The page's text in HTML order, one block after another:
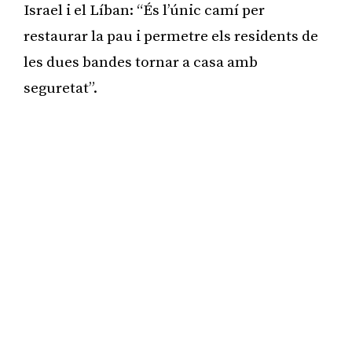
Israel i el Líban: “És l’únic camí per
restaurar la pau i permetre els residents de
les dues bandes tornar a casa amb
seguretat”.